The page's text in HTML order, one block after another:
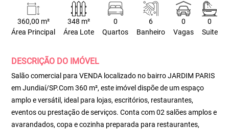
360,00 m²
Área Principal
348 m²
Área Lote
0
Quartos
6
Banheiro
0
Vagas
0
Suite
DESCRIÇÃO DO IMÓVEL
Salão comercial para VENDA localizado no bairro JARDIM PARIS
em Jundiaí/SP.Com 360 m², este imóvel dispõe de um espaço
amplo e versátil, ideal para lojas, escritórios, restaurantes,
eventos ou prestação de serviços. Conta com 02 salões amplos e
avarandados, copa e cozinha preparada para restaurantes,